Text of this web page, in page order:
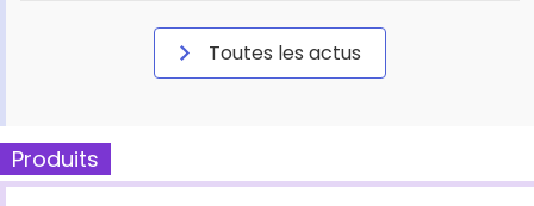
Toutes les actus
Produits